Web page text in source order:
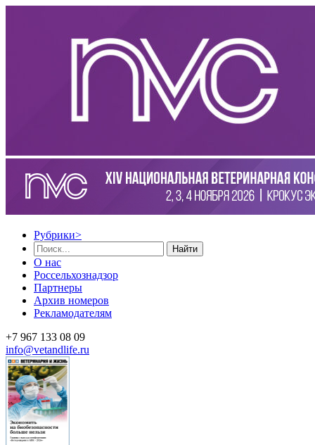
Рубрики>
Найти
О нас
Россельхознадзор
Партнеры
Архив номеров
Рекламодателям
+7 967 133 08 09
info@vetandlife.ru